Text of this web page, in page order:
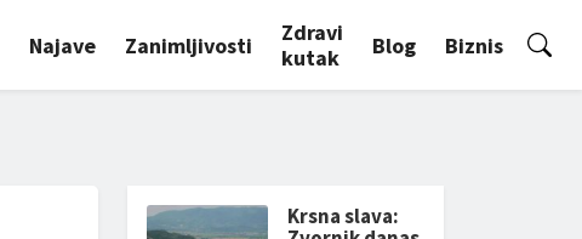
Najave Zanimljivosti
Zdravi
kutak
Blog Biznis
Krsna slava: